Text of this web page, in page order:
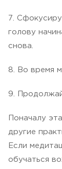
7.
голову
снова.
8. Во время
9.
Поначалу
другие
Если
обучаться